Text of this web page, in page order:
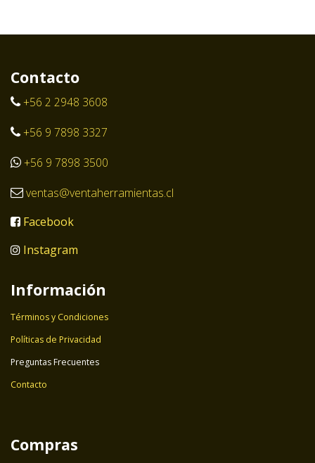
Contacto
+56 2 2948 3608
+56 9 7898 3327
+56 9 7898 3500
ventas@ventaherramientas.cl
Facebook
Instagram
Información
Términos y Condiciones
Políticas de Privacidad
Preguntas Frecuentes
Contacto
Compras